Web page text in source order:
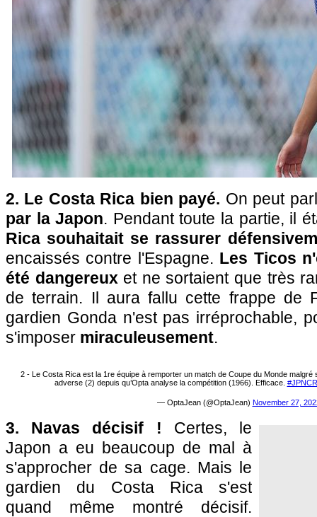
2. Le Costa Rica bien payé. On peut
par la Japon. Pendant toute la partie, il
Rica souhaitait se rassurer
encaissés contre l'Espagne. Les Ticos
été dangereuxet ne sortaient que très
de terrain. Il aura fallu cette frappe de
gardien Gonda n'est pas irréprochable,
s'imposer miraculeusement.
2 - Le Costa Rica est la 1re équipe à remporter un match de Coupe du Monde
adverse (2) depuis qu’Opta analyse la compétition (1966). Efficace.
— OptaJean (@OptaJean) November 27,
3. Navas décisif ! Certes, le
Japon a eu beaucoup de mal à
s'approcher de sa cage. Mais le
gardien du Costa Rica s'est
quand même montré décisif.